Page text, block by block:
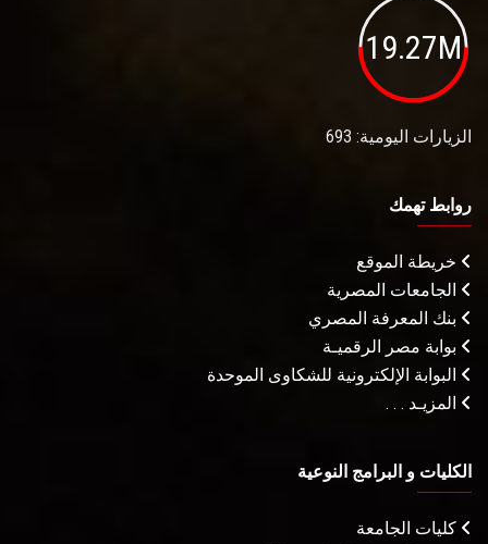
19.27M
الزيارات اليومية: 693
روابط تهمك
خريطة الموقع
الجامعات المصرية
بنك المعرفة المصري
بوابة مصر الرقميـة
البوابة الإلكترونية للشكاوى الموحدة
المزيـد . . .
الكليات و البرامج النوعية
كليات الجامعة